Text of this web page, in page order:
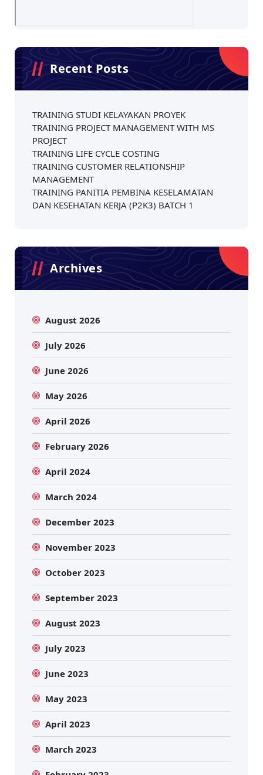
Recent Posts
TRAINING STUDI KELAYAKAN PROYEK
TRAINING PROJECT MANAGEMENT WITH MS
PROJECT
TRAINING LIFE CYCLE COSTING
TRAINING CUSTOMER RELATIONSHIP
MANAGEMENT
TRAINING PANITIA PEMBINA KESELAMATAN
DAN KESEHATAN KERJA (P2K3) BATCH 1
Archives
August 2026
July 2026
June 2026
May 2026
April 2026
February 2026
April 2024
March 2024
December 2023
November 2023
October 2023
September 2023
August 2023
July 2023
June 2023
May 2023
April 2023
March 2023